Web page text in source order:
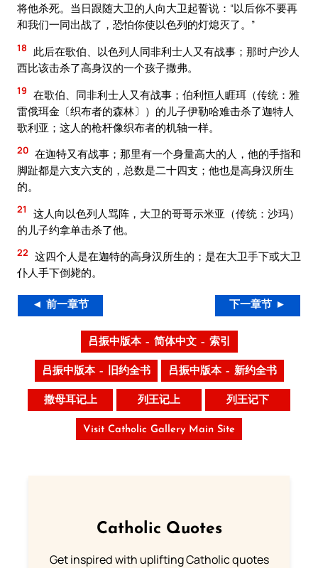
将他杀死。当日跟随大卫的人向大卫起誓说：“以后你不要再
和我们一同出战了，恐怕你使以色列的灯熄灭了。”
18
此后在歌伯、以色列人同非利士人又有战事；那时户沙人
西比该击杀了高身汉的一个孩子撒弗。
19 在歌伯、同非利士人又有战事；伯利恒人睚珥（传统：雅
雷俄珥金〔织布者的森林〕）的儿子伊勒哈难击杀了迦特人
歌利亚；这人的枪杆像织布者的机轴一样。
20 在迦特又有战事；那里有一个身量高大的人，他的手指和
脚趾都是六支六支的，总数是二十四支；他也是高身汉所生
的。
21
这人向以色列人骂阵，大卫的哥哥示米亚（传统：沙玛）
的儿子约拿单击杀了他。
22 这四个人是在迦特的高身汉所生的；是在大卫手下或大卫
仆人手下倒毙的。
◄ 前一章节 下一章节 ►
吕振中版本 – 简体中文 – 索引
吕振中版本 – 旧约全书 吕振中版本 – 新约全书
撒母耳记上 列王记上 列王记下
Visit Catholic Gallery Main Site
Catholic Quotes
Get inspired with uplifting Catholic quotes